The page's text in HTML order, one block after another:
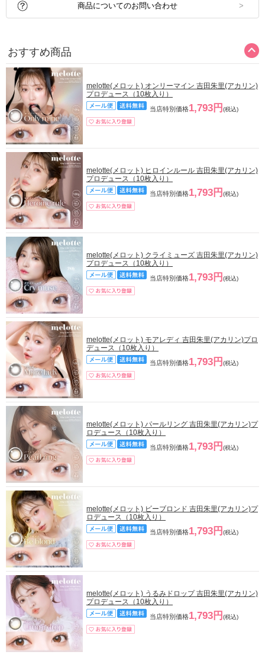
商品についてのお問い合わせ
おすすめ商品
melotte(メロット) オンリーマイン 吉田朱里(アカリン)
プロデュース（10枚入り）
当店特別価格1,793円 (税込)
melotte(メロット) ヒロインルール 吉田朱里(アカリン)
プロデュース（10枚入り）
当店特別価格1,793円 (税込)
melotte(メロット) クライミューズ 吉田朱里(アカリン)
プロデュース（10枚入り）
当店特別価格1,793円 (税込)
melotte(メロット) モアレディ 吉田朱里(アカリン)プロ
デュース（10枚入り）
当店特別価格1,793円 (税込)
melotte(メロット) パールリング 吉田朱里(アカリン)プ
ロデュース（10枚入り）
当店特別価格1,793円 (税込)
melotte(メロット) ビーブロンド 吉田朱里(アカリン)プ
ロデュース（10枚入り）
当店特別価格1,793円 (税込)
melotte(メロット) うるみドロップ 吉田朱里(アカリン)
プロデュース（10枚入り）
当店特別価格1,793円 (税込)